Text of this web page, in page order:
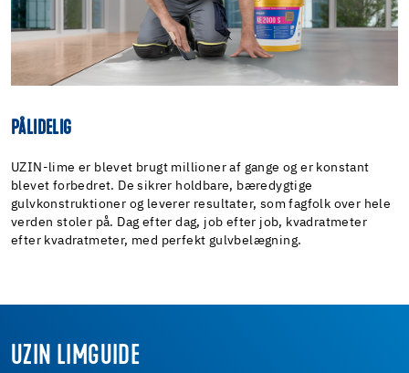
PÅLIDELIG
UZIN-lime er blevet brugt millioner af gange og er konstant
blevet forbedret. De sikrer holdbare, bæredygtige
gulvkonstruktioner og leverer resultater, som fagfolk over hele
verden stoler på. Dag efter dag, job efter job, kvadratmeter
efter kvadratmeter, med perfekt gulvbelægning.
UZIN LIMGUIDE